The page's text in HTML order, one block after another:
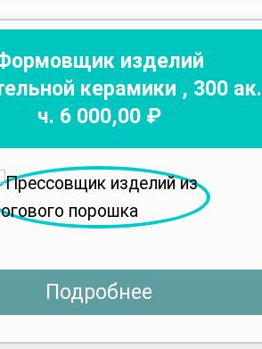
изделий
керамики , 300 ак.
ч. 6 000,00 ₽
Подробнее